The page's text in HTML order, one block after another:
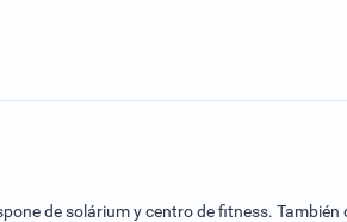
de solárium y centro de fitness.